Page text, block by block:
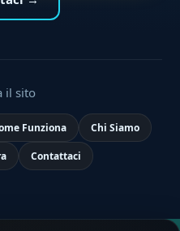
il sito
Funziona Chi Siamo
Contattaci